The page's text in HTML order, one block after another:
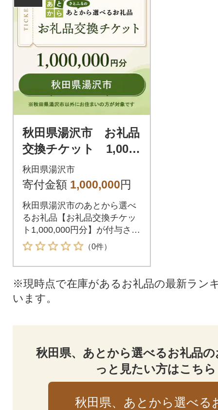
秋田県湯沢市 お礼品
交換チケット 1,000,
000円分
秋田県湯沢市
寄付金額 1,000,000円
秋田県湯沢市のあとから選べ
るお礼品【お礼品交換チケッ
ト1,000,000円分】が付与され
ます。付与されたお礼品交換
チケットは秋田県湯沢市が指
定するお礼品と交換が可能で
す。
（0件）
※現時点で在庫があるお礼品の最新ラン
います。
秋田県、あとから選べるお礼品
っと見たい方はこちら
秋田県、あとから選べる